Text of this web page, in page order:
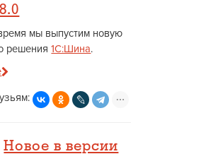
мы выпустим новую
решения1С:Шина.
Новое в версии